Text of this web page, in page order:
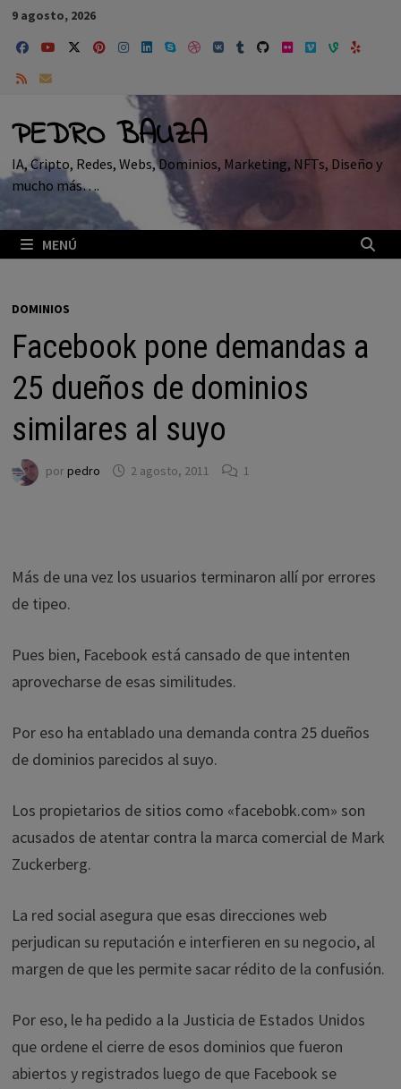
Saltar
contenido
9 agosto, 2026
PEDRO BAUZA
IA, Cripto, Redes, Webs, Dominios, Marketing, NFTs, Diseño y
mucho más….
MENÚ
DOMINIOS
Facebook pone demandas a
25 dueños de dominios
similares al suyo
porpedro 2 agosto, 2011 1
Más de una vez los usuarios terminaron allí por errores
de tipeo.
Pues bien, Facebook está cansado de que intenten
aprovecharse de esas similitudes.
Por eso ha entablado una demanda contra 25 dueños
de dominios parecidos al suyo.
Los propietarios de sitios como «facebobk.com» son
acusados de atentar contra la marca comercial de Mark
Zuckerberg.
La red social asegura que esas direcciones web
perjudican su reputación e interfieren en su negocio, al
margen de que les permite sacar rédito de la confusión.
Por eso, le ha pedido a la Justicia de Estados Unidos
que ordene el cierre de esos dominios que fueron
abiertos y registrados luego de que Facebook se